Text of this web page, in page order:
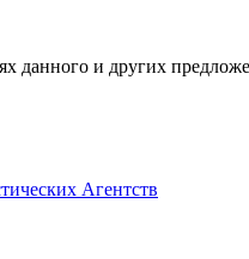
данного и других